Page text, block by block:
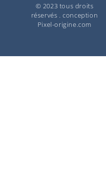
© 2023 tous droits
réservés . conception
Pixel-origine.com